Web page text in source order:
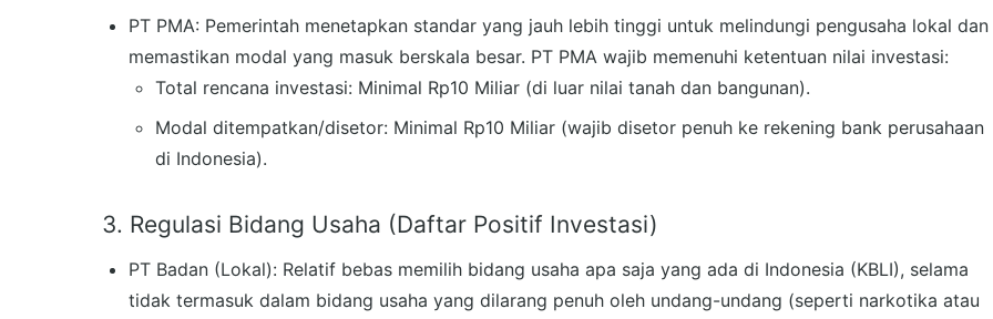
PT PMA: Pemerintah menetapkan standar yang jauh lebih tinggi untuk melindungi pengusaha lokal dan
memastikan modal yang masuk berskala besar. PT PMA wajib memenuhi ketentuan nilai investasi:
Total rencana investasi: Minimal Rp10 Miliar (di luar nilai tanah dan bangunan).
Modal ditempatkan/disetor: Minimal Rp10 Miliar (wajib disetor penuh ke rekening bank perusahaan
di Indonesia).
3. Regulasi Bidang Usaha (Daftar Positif Investasi)
PT Badan (Lokal): Relatif bebas memilih bidang usaha apa saja yang ada di Indonesia (KBLI), selama
tidak termasuk dalam bidang usaha yang dilarang penuh oleh undang-undang (seperti narkotika atau